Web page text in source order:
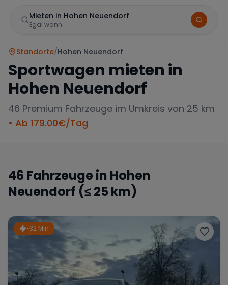
Mieten in Hohen Neuendorf
Egal wann
Mercedes BMW
Lamborghini Ferrari
Wann
Zeitraum wählen
Standorte/Hohen Neuendorf
Sportwagen mieten in
Hohen Neuendorf
46 Premium Fahrzeuge im Umkreis von 25 km
• Ab 179.00€/Tag
46 Fahrzeuge in Hohen
Neuendorf (≤ 25 km)
~32 Min